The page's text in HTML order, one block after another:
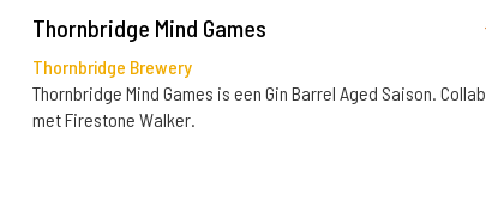
Thornbridge Mind Games
Thornbridge Brewery
Thornbridge Mind Games is een Gin Barrel Aged Saison. Collab
met Firestone Walker.